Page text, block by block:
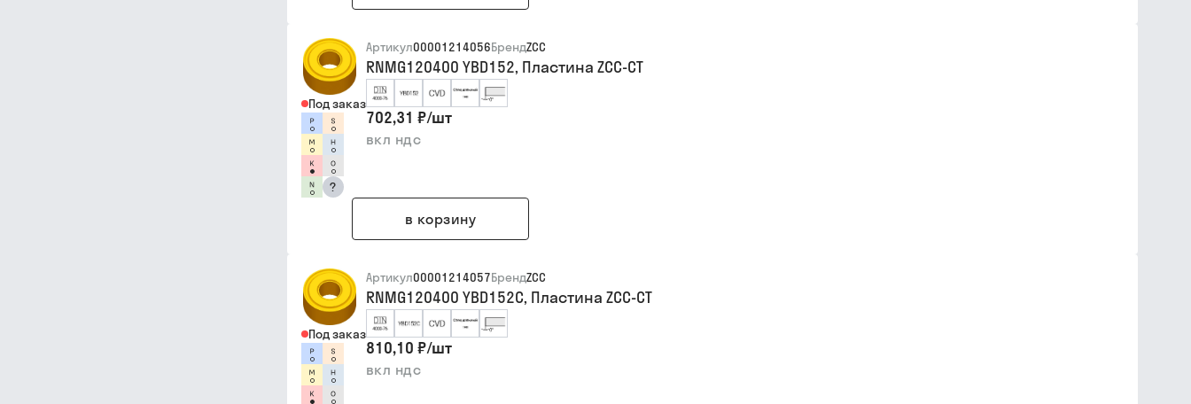
Под заказ
?
Артикул00001214056БрендZCC
RNMG120400 YBD152, Пластина ZCC-CT
702,31 ₽/шт
вкл ндс
в корзину
Под заказ
Артикул00001214057БрендZCC
RNMG120400 YBD152C, Пластина ZCC-CT
810,10 ₽/шт
вкл ндс